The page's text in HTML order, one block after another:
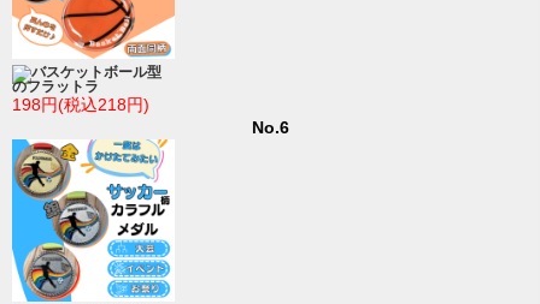
バスケットボール型
のフラットラ
198円(税込218円)
No.6